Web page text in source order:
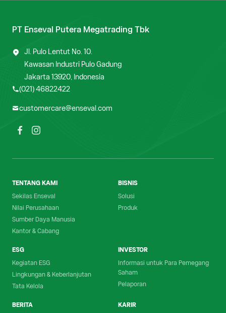
PT Enseval Putera Megatrading Tbk
Jl. Pulo Lentut No. 10.
Kawasan Industri Pulo Gadung
Jakarta 13920, Indonesia
(021) 46822422
customercare@enseval.com
TENTANG KAMI
Sekilas Enseval
Nilai Perusahaan
Sumber Daya Manusia
Kantor & Cabang
BISNIS
Solusi
Produk
ESG
Kegiatan ESG
Lingkungan & Keberlanjutan
Tata Kelola
INVESTOR
Informasi untuk Para Pemegang
Saham
Pelaporan
BERITA KARIR